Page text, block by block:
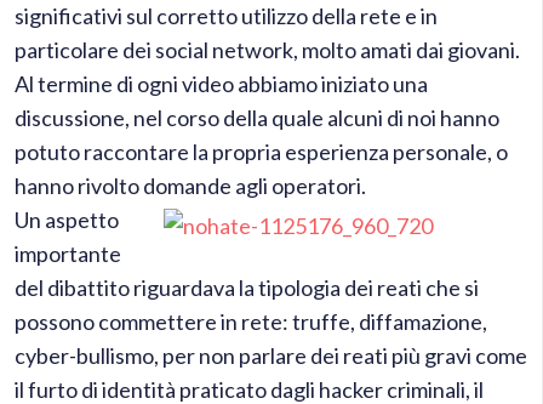
significativi sul corretto utilizzo della rete e in
particolare dei social network, molto amati dai giovani.
Al termine di ogni video abbiamo iniziato una
discussione, nel corso della quale alcuni di noi hanno
potuto raccontare la propria esperienza personale, o
hanno rivolto domande agli operatori.
Un aspetto
importante
del dibattito riguardava la tipologia dei reati che si
possono commettere in rete: truffe, diffamazione,
cyber-bullismo, per non parlare dei reati più gravi come
il furto di identità praticato dagli hacker criminali, il